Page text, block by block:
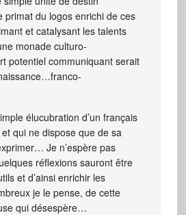
primat du logos enrichi de ces
et catalysant les talents
monade culturo-
potentiel communiquant serait
élucubration d’un français
qui ne dispose que de sa
Je n’espère pas
réflexions sauront être
et d’ainsi enrichir les
je le pense, de cette
qui désespère…